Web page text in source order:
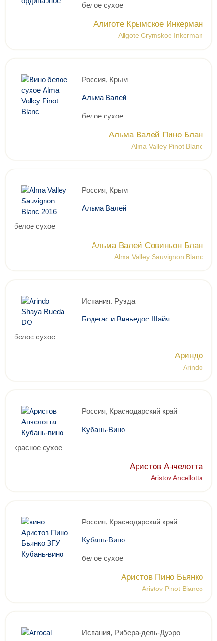
белое сухое
Алиготе Крымское Инкерман
Aligote Crymskoe Inkerman
Россия, Крым
Альма Валей
белое сухое
Альма Валей Пино Блан
Alma Valley Pinot Blanc
Россия, Крым
Альма Валей
белое сухое
Альма Валей Совиньон Блан
Alma Valley Sauvignon Blanc
Испания, Руэда
Бодегас и Виньедос Шайя
белое сухое
Ариндо
Arindo
Россия, Краснодарский край
Кубань-Вино
красное сухое
Аристов Анчелотта
Aristov Ancellotta
Россия, Краснодарский край
Кубань-Вино
белое сухое
Аристов Пино Бьянко
Aristov Pinot Bianco
Испания, Рибера-дель-Дуэро